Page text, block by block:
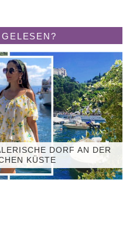
DORF AN DER
KÜSTE